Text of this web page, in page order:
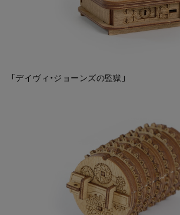
「デイヴィ・ジョーンズの監獄」